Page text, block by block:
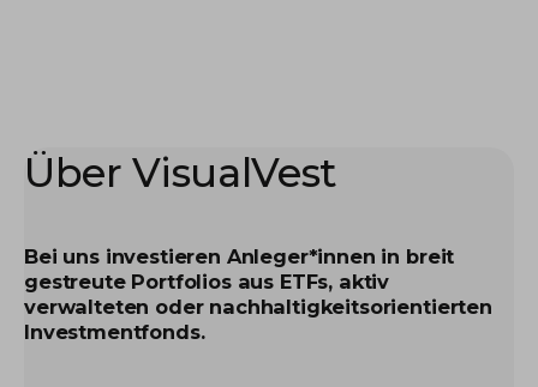
Über VisualVest
Bei uns investieren Anleger*innen in breit
gestreute Portfolios aus ETFs, aktiv
verwalteten oder nachhaltigkeitsorientierten
Investmentfonds.